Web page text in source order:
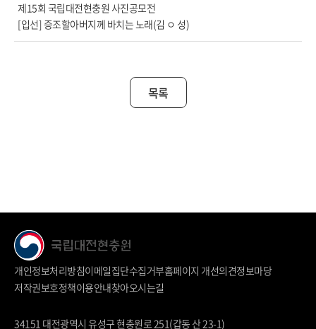
제15회 국립대전현충원 사진공모전
[입선] 증조할아버지께 바치는 노래(김 ㅇ 성)
목록
개인정보처리방침이메일집단수집거부홈페이지 개선의견정보마당
저작권보호정책이용안내찾아오시는길
34151 대전광역시 유성구 현충원로 251(갑동 산 23-1)